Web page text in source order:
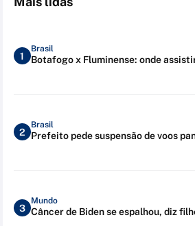
1
Brasil
Botafogo x Fluminense: onde
2
Brasil
Prefeito pede suspensão de voos
3
Mundo
Câncer de Biden se espalhou, diz